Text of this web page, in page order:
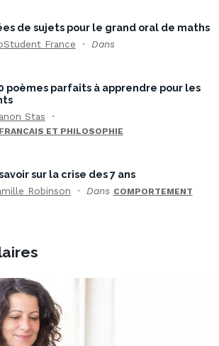
de sujets pour le grand oral de maths
France Dans
poèmes parfaits à apprendre pour les
Stas
FRANCAIS ET PHILOSOPHIE
sur la crise des 7 ans
Robinson Dans COMPORTEMENT